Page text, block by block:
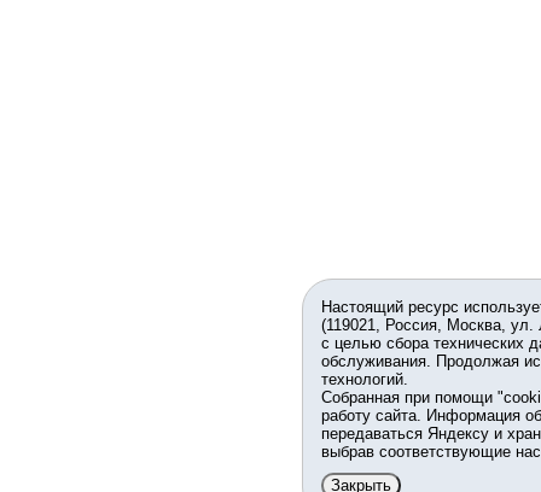
Настоящий ресурс
(119021, Россия, Москва,
с целью сбора технических
обслуживания. Продолжая
технологий.
Собранная при помощи
работу сайта. Информация
передаваться Яндексу и
выбрав соответствующие
Закрыть